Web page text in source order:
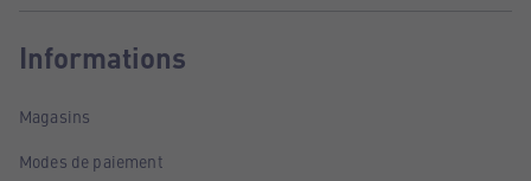
Informations
Magasins
Modes de paiement